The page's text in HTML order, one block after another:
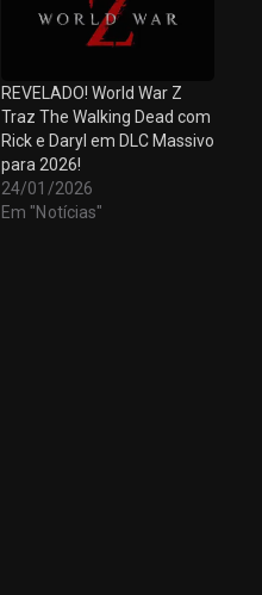
REVELADO! World War Z
Traz The Walking Dead com
Rick e Daryl em DLC Massivo
para 2026!
24/01/2026
Em "Notícias"